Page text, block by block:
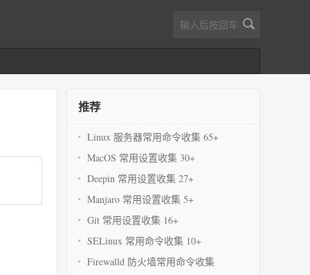
推荐
Linux 服务器常用命令收集 65+
MacOS 常用设置收集 30+
Deepin 常用设置收集 27+
Manjaro 常用设置收集 5+
Git 常用设置收集 16+
SELinux 常用命令收集 10+
Firewalld 防火墙常用命令收集